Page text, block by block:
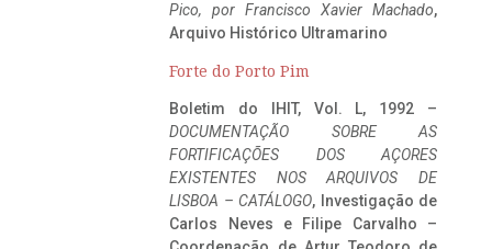
Pico, por Francisco Xavier Machado,
Arquivo Histórico Ultramarino
Forte do Porto Pim
Boletim do IHIT, Vol. L, 1992 –
DOCUMENTAÇÃO SOBRE AS
FORTIFICAÇÕES DOS AÇORES
EXISTENTES NOS ARQUIVOS DE
LISBOA – CATÁLOGO, Investigação de
Carlos Neves e Filipe Carvalho –